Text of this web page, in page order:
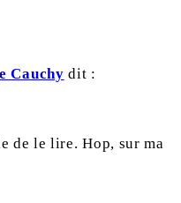
Cauchy dit :
de le lire. Hop, sur ma